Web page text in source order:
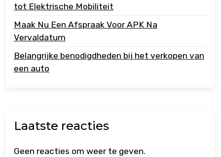
tot Elektrische Mobiliteit
Maak Nu Een Afspraak Voor APK Na
Vervaldatum
Belangrijke benodigdheden bij het verkopen van
een auto
Laatste reacties
Geen reacties om weer te geven.